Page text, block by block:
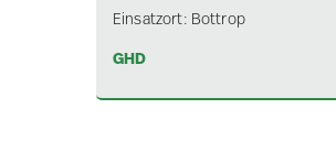
Einsatzort: Bottrop
GHD